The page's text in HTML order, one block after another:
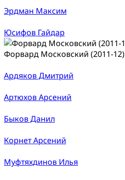
Эрдман Максим
Юсифов Гайдар
Форвард Московский (2011-12)
Ардяков Дмитрий
Артюхов Арсений
Быков Данил
Корнет Арсений
Муфтяхдинов Илья